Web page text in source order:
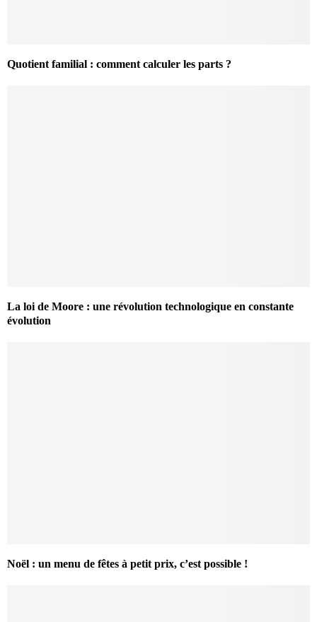
Quotient familial : comment calculer les parts ?
La loi de Moore : une révolution technologique en constante
évolution
Noël : un menu de fêtes à petit prix, c’est possible !